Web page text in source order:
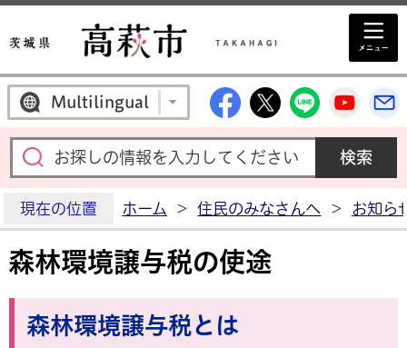
Multilingual 高萩市公式
高萩市公式X
高萩市
高
現在の位置 ホーム > 住民のみなさんへ > お知ら
森林環境譲与税の使途
森林環境譲与税とは